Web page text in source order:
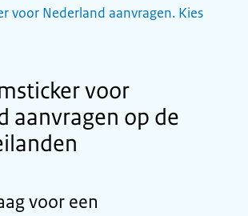
voor Nederland aanvragen. Kies
voor
aanvragen op de
voor een